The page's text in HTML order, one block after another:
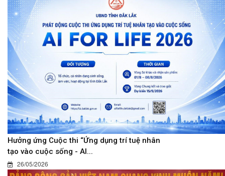
Hưởng ứng Cuộc thi “Ứng dụng trí tuệ nhân
tạo vào cuộc sống - AI...
26/05/2026